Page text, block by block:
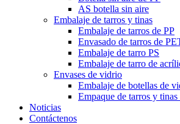
AS botella sin aire
Embalaje de tarros y tinas
Embalaje de tarros de PP
Envasado de tarros de
Embalaje de tarro PS
Embalaje de tarro de
Envases de vidrio
Embalaje de botellas de
Empaque de tarros y
Noticias
Contáctenos